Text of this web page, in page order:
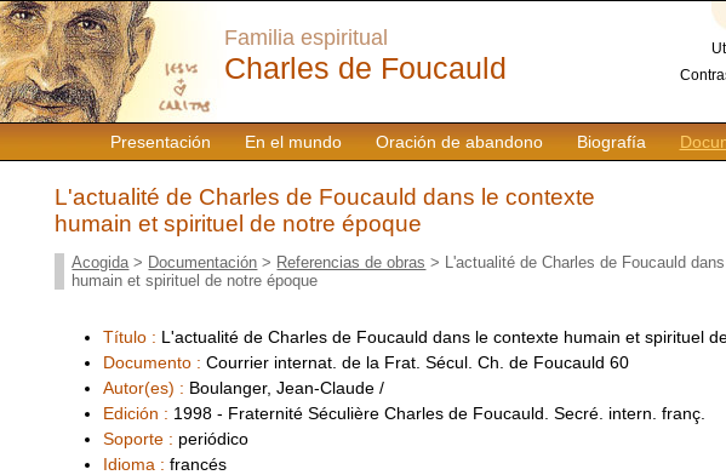
Presentación En el mundo Oración de abandono Biografía
Familia espiritual
Charles de Foucauld
L'actualité de Charles de Foucauld dans le contexte
humain et spirituel de notre époque
Acogida > Documentación > Referencias de obras > L'actualité de Charles de Foucauld
humain et spirituel de notre époque
Título : L'actualité de Charles de Foucauld dans le contexte humain et spirituel
Documento : Courrier internat. de la Frat. Sécul. Ch. de Foucauld 60
Autor(es) : Boulanger, Jean-Claude /
Edición : 1998 - Fraternité Séculière Charles de Foucauld. Secré. intern. franç.
Soporte : periódico
Idioma : francés